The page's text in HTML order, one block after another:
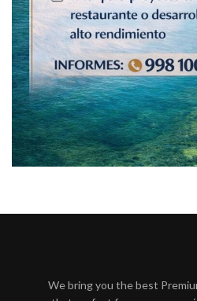
We bring you the best